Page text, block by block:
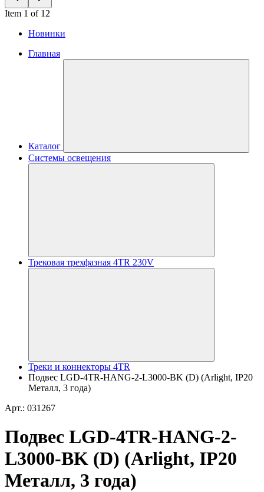
Item 1 of 12
Новинки
Главная
Каталог
Системы освещения
Трековая трехфазная 4TR 230V
Треки и коннекторы 4TR
Подвес LGD-4TR-HANG-2-L3000-BK (D) (Arlight, IP20
Металл, 3 года)
Арт.: 031267
Подвес LGD-4TR-HANG-2-
L3000-BK (D) (Arlight, IP20
Металл, 3 года)